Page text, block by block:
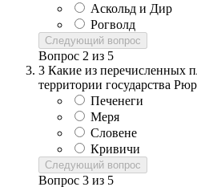
Аскольд и Дир
Рогволд
Следующий вопрос
Вопрос 2 из 5
3 Какие из перечисленных
территории государства
Печенеги
Меря
Словене
Кривичи
Следующий вопрос
Вопрос 3 из 5